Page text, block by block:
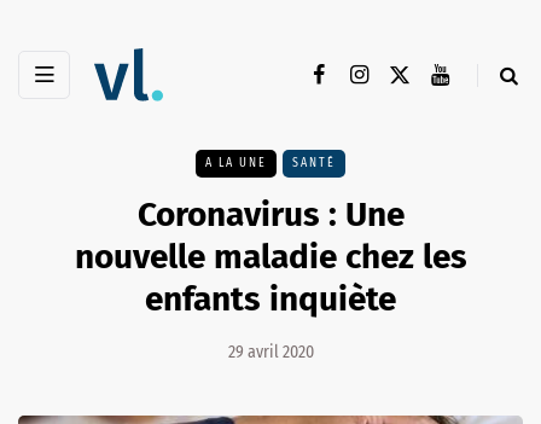
A LA UNE SANTÉ
Coronavirus : Une
nouvelle maladie chez les
enfants inquiète
29 avril 2020